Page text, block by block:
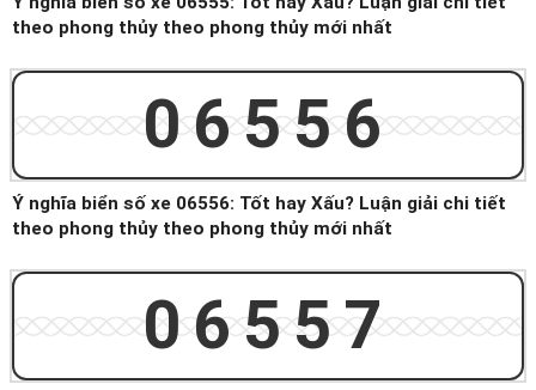
theo phong thủy theo phong thủy mới nhất
06556
Ý nghĩa biển số xe 06556: Tốt hay Xấu? Luận giải chi tiết
theo phong thủy theo phong thủy mới nhất
06557